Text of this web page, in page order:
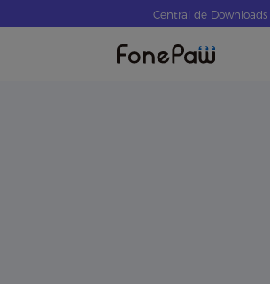
Central de Downloads